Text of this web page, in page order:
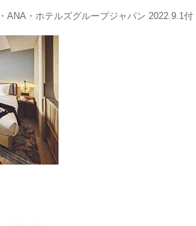
ANA・ホテルズグループジャパン 2022.9.1付